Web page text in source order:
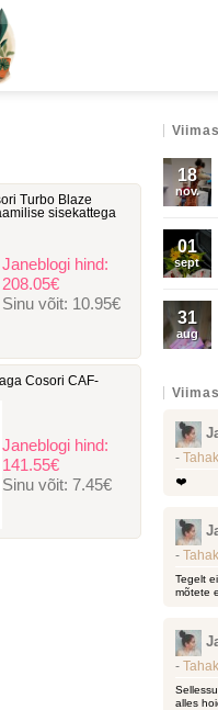
Turbo Blaze
sisekattega
Janeblogi hind:
208.05€
Sinu võit: 10.95€
Cosori ‎CAF-
Janeblogi hind:
141.55€
Sinu võit:7.45€
18
nov.
01
sept
31
aug
-
❤️
-
Tegelt
mõtete
-
alles